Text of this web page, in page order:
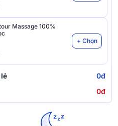
Massage 100%
+ Chọn
0đ
0đ